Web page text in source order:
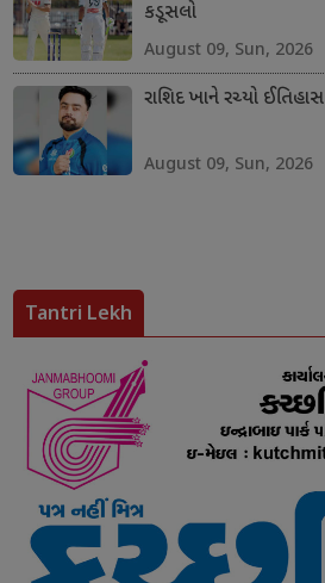
કડૂસલો
August 09, Sun, 2026
રાશિદ ખાને રચ્યો ઈતિહાસ
August 09, Sun, 2026
Tantri Lekh